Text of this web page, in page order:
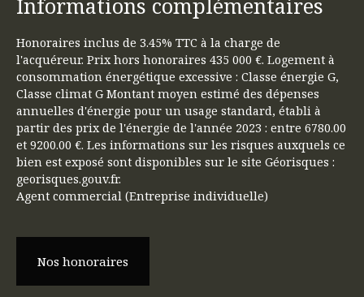
Informations complémentaires
Honoraires inclus de 3.45% TTC à la charge de
l'acquéreur. Prix hors honoraires 435 000 €. Logement à
consommation énergétique excessive : Classe énergie G,
Classe climat G Montant moyen estimé des dépenses
annuelles d'énergie pour un usage standard, établi à
partir des prix de l'énergie de l'année 2023 : entre 6780.00
et 9200.00 €. Les informations sur les risques auxquels ce
bien est exposé sont disponibles sur le site Géorisques :
georisques.gouv.fr.
Agent commercial (Entreprise individuelle)
Nos honoraires